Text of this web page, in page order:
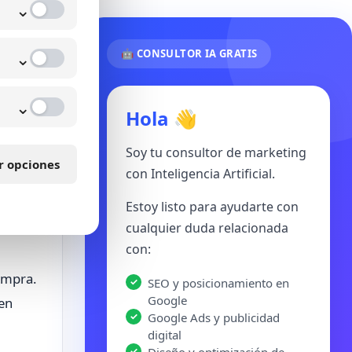
🤖 CONSULTOR IA GRATIS
Hola 👋
Soy tu consultor de marketing
con Inteligencia Artificial.
Estoy listo para ayudarte con
cualquier duda relacionada
con:
SEO y posicionamiento en
Google
Google Ads y publicidad
digital
⌄
⌄
⌄
opciones